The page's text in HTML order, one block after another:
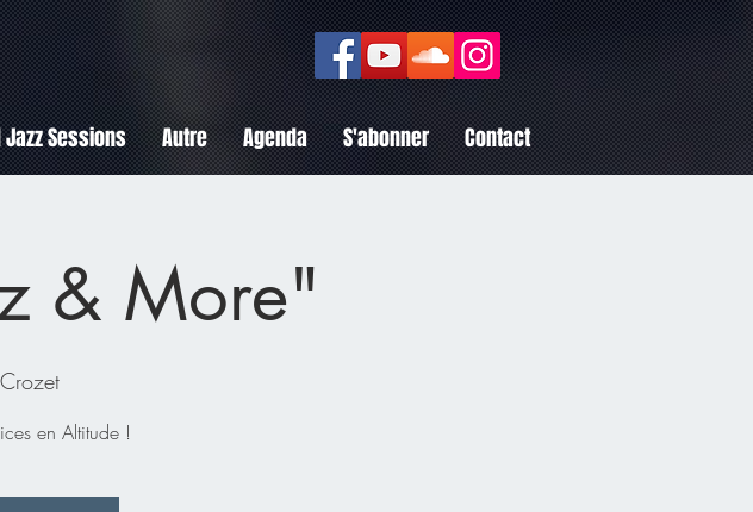
Jazz Sessions Autre Agenda S'abonner Contact
& More"
Crozet
en Altitude !